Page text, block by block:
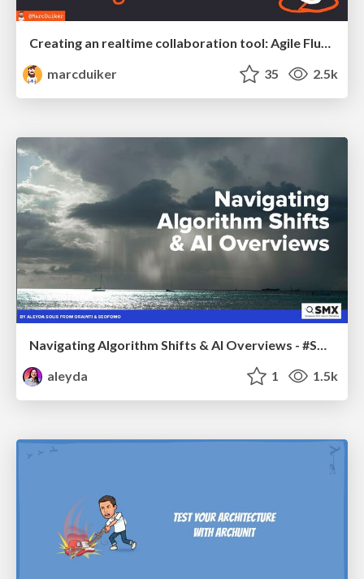
Creating an realtime collaboration tool: Agile Flush - .NET Oxford
marcduiker
35 2.5k
Navigating Algorithm Shifts & AI Overviews - #SMXNext
aleyda
1 1.5k